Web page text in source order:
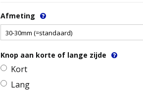
Afmeting
Knop aan korte of lange zijde
Kort
Lang